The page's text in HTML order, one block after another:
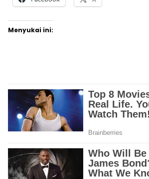
Menyukai ini: